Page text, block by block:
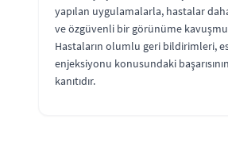
yapılan uygulamalarla, hastalar
ve özgüvenli bir görünüme
Hastaların olumlu geri bildirimleri,
enjeksiyonu konusundaki
kanıtıdır.